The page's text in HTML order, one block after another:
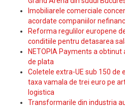
Imobiliarele comerciale
acordate companiilor
Reforma regulilor europene
conditiile pentru detasarea
NETOPIA Payments a
de plata
Coletele extra-UE sub 150 de
taxa vamala de trei euro pe
logistica
Transformarile din industria